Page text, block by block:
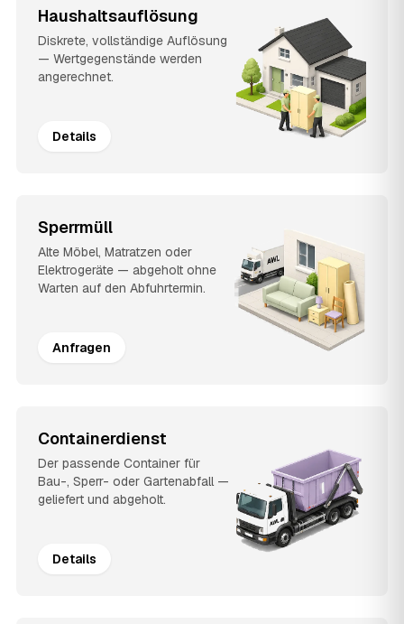
Haushaltsauflösung
Diskrete, vollständige Auflösung
— Wertgegenstände werden
angerechnet.
Details
Sperrmüll
Alte Möbel, Matratzen oder
Elektrogeräte — abgeholt ohne
Warten auf den Abfuhrtermin.
Anfragen
Containerdienst
Der passende Container für
Bau-, Sperr- oder Gartenabfall —
geliefert und abgeholt.
Details